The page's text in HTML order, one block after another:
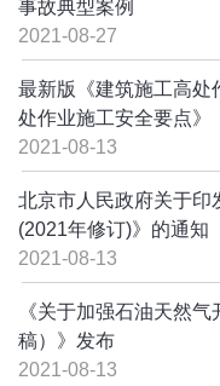
事故典型案例
2021-08-27
最新版《建筑施工高处
处作业施工安全要点》
2021-08-13
北京市人民政府关于印
(2021年修订)》的通知
2021-08-13
《关于加强石油天然
稿）》发布
2021-08-13